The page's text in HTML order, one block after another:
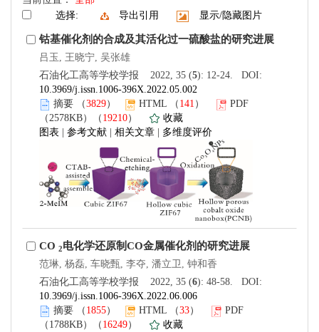
选择:
导出引用 显示/隐藏图片
钴基催化剂的合成及其活化过一硫酸盐的研究进展
吕玉, 王晓宁, 吴张雄
石油化工高等学校学报 2022, 35 (5): 12-24. DOI:
10.3969/j.issn.1006-396X.2022.05.002
摘要 （3829） HTML （ 141 ）
PDF
（2578KB）（ 19210）
收藏
图表
参考文献 相关文章 多维度评价
CO 2电化学还原制CO金属催化剂的研究进展
范琳, 杨磊, 车晓甄, 李夺, 潘立卫, 钟和香
石油化工高等学校学报 2022, 35 (6): 48-58. DOI:
10.3969/j.issn.1006-396X.2022.06.006
摘要 （ 1855） HTML （33）
PDF
（1788KB）（ 16249）
收藏